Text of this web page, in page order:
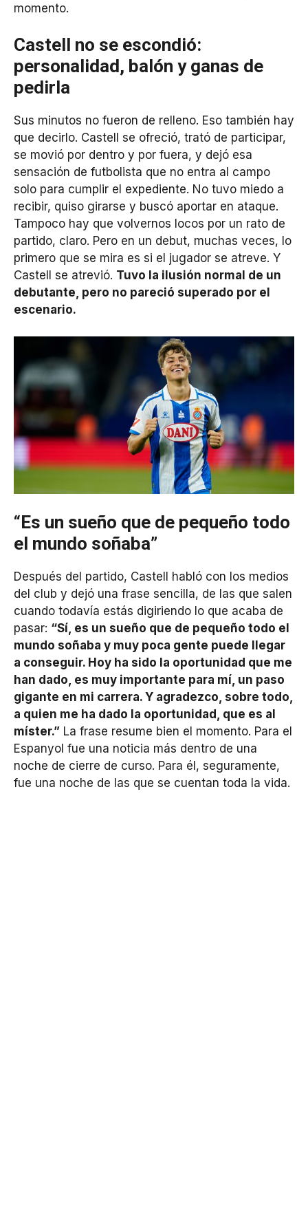
momento.
Castell no se escondió:
personalidad, balón y ganas de
pedirla
Sus minutos no fueron de relleno. Eso también hay
que decirlo. Castell se ofreció, trató de participar,
se movió por dentro y por fuera, y dejó esa
sensación de futbolista que no entra al campo
solo para cumplir el expediente. No tuvo miedo a
recibir, quiso girarse y buscó aportar en ataque.
Tampoco hay que volvernos locos por un rato de
partido, claro. Pero en un debut, muchas veces, lo
primero que se mira es si el jugador se atreve. Y
Castell se atrevió. Tuvo la ilusión normal de un
debutante, pero no pareció superado por el
escenario.
“Es un sueño que de pequeño todo
el mundo soñaba”
Después del partido, Castell habló con los medios
del club y dejó una frase sencilla, de las que salen
cuando todavía estás digiriendo lo que acaba de
pasar: “Sí, es un sueño que de pequeño todo el
mundo soñaba y muy poca gente puede llegar
a conseguir. Hoy ha sido la oportunidad que me
han dado, es muy importante para mí, un paso
gigante en mi carrera. Y agradezco, sobre todo,
a quien me ha dado la oportunidad, que es al
míster.” La frase resume bien el momento. Para el
Espanyol fue una noticia más dentro de una
noche de cierre de curso. Para él, seguramente,
fue una noche de las que se cuentan toda la vida.